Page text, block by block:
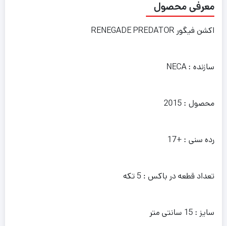
معرفی محصول
اکشن فیگور RENEGADE PREDATOR
سازنده : NECA
محصول : 2015
رده سنی : +17
تعداد قطعه در باکس : 5 تکه
سایز : 15 سانتی متر